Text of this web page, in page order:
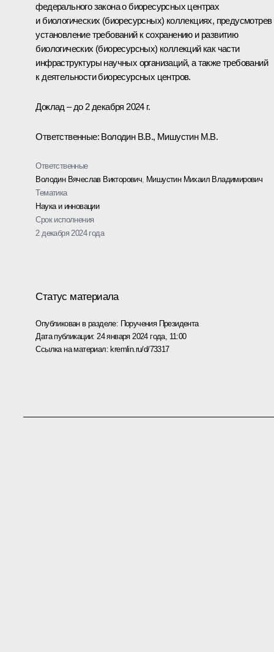
федерального закона о биоресурсных центрах
и биологических (биоресурсных) коллекциях, предусмотрев
установление требований к сохранению и развитию
биологических (биоресурсных) коллекций как части
инфраструктуры научных организаций, а также требований
к деятельности биоресурсных центров.
Доклад – до 2 декабря 2024 г.
Ответственные: Володин В.В., Мишустин М.В.
Ответственные
Володин Вячеслав Викторович Мишустин Михаил Владимирович
Тематика
Наука и инновации
Срок исполнения
2 декабря 2024 года
Статус материала
Опубликован в разделе: Поручения Президента
Дата публикации: 24 января 2024 года, 11:00
Ссылка на материал: kremlin.ru/d/73317